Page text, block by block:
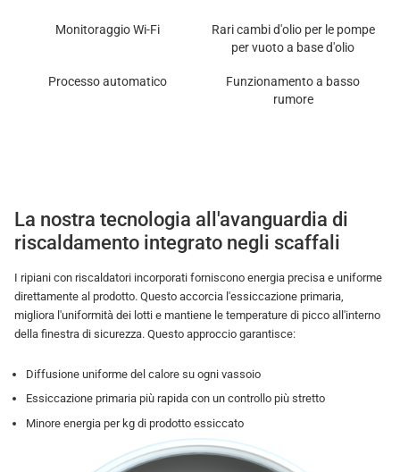
Monitoraggio Wi-Fi
Rari cambi d'olio per le pompe
per vuoto a base d'olio
Processo automatico
Funzionamento a basso
rumore
La nostra tecnologia all'avanguardia di
riscaldamento integrato negli scaffali
I ripiani con riscaldatori incorporati forniscono energia precisa e uniforme
direttamente al prodotto. Questo accorcia l'essiccazione primaria,
migliora l'uniformità dei lotti e mantiene le temperature di picco all'interno
della finestra di sicurezza. Questo approccio garantisce:
Diffusione uniforme del calore su ogni vassoio
Essiccazione primaria più rapida con un controllo più stretto
Minore energia per kg di prodotto essiccato